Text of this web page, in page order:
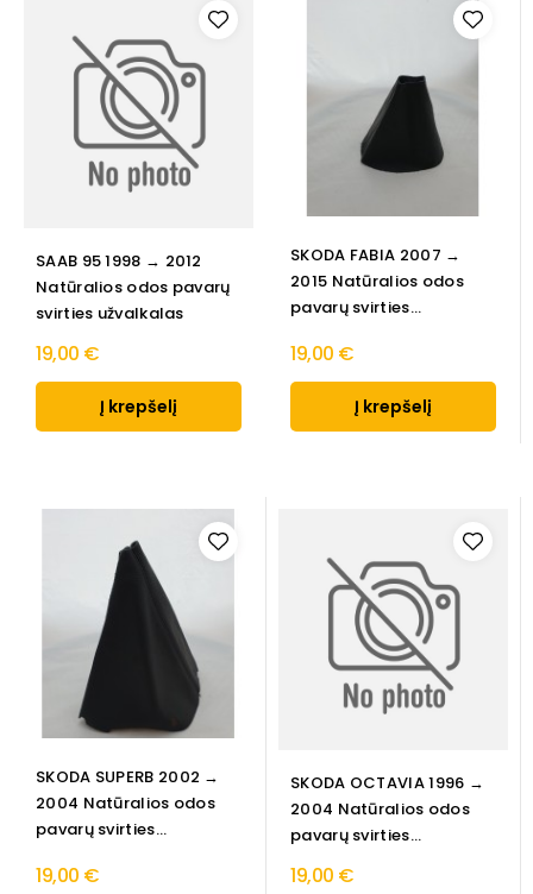
SAAB 95 1998 → 2012
Natūralios odos pavarų
svirties užvalkalas
19,00 €
Į krepšelį
SKODA FABIA 2007 →
2015 Natūralios odos
pavarų svirties...
19,00 €
Į krepšelį
SKODA SUPERB 2002 →
2004 Natūralios odos
pavarų svirties...
19,00 €
SKODA OCTAVIA 1996 →
2004 Natūralios odos
pavarų svirties...
19,00 €